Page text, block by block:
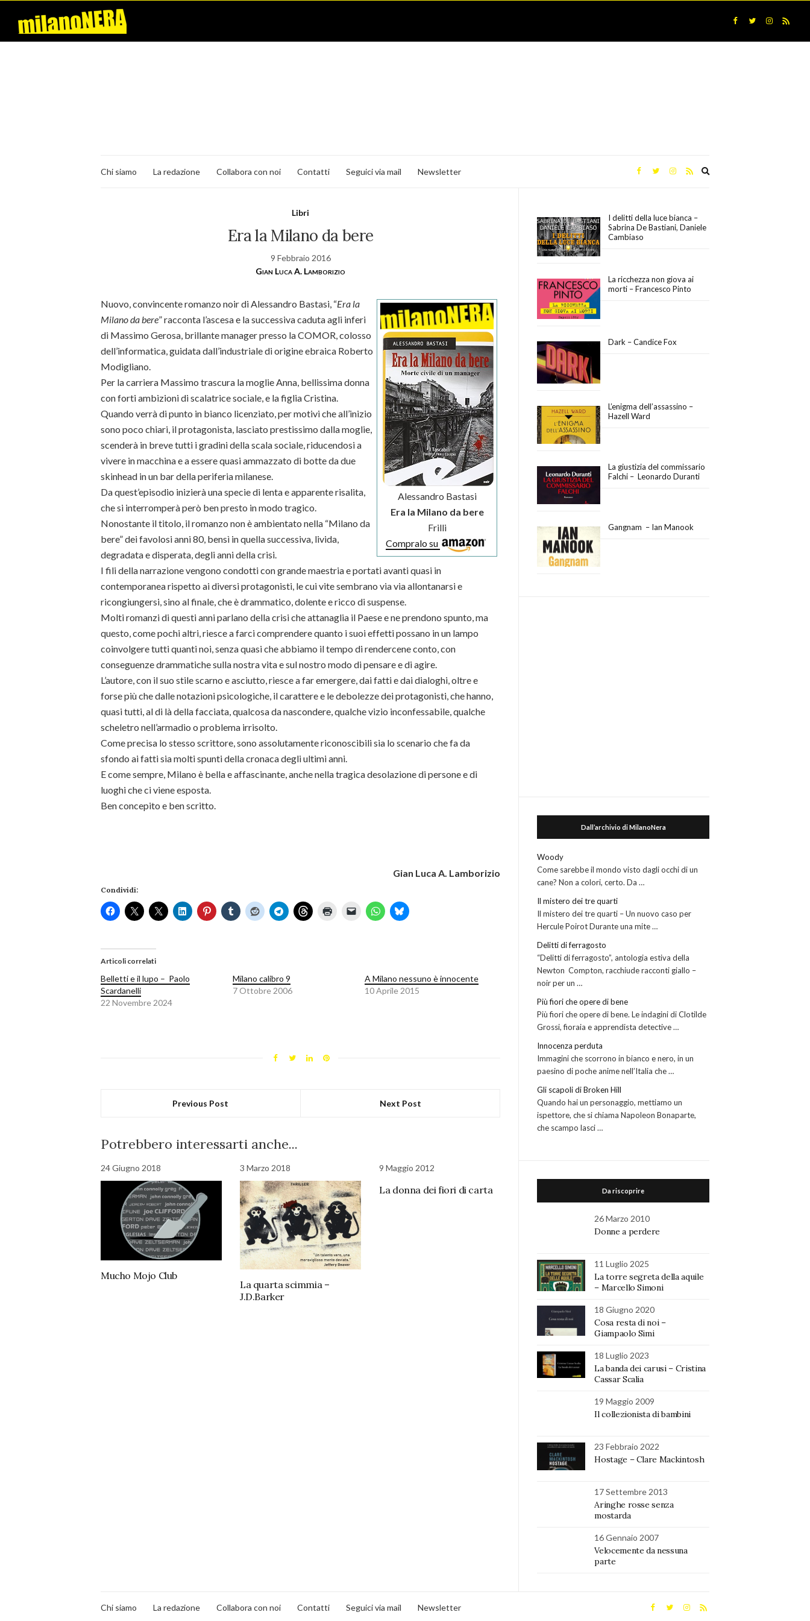
Chi siamo La redazione Collabora con noi Contatti Seguici via mail Newsletter
Libri
Era la Milano da bere
9 Febbraio 2016
Gian Luca A. Lamborizio
Alessandro Bastasi
Era la Milano da bere
Frilli
Compralo su
Nuovo, convincente romanzo noir di Alessandro Bastasi, “Era la
Milano da bere” racconta l’ascesa e la successiva caduta agli inferi
di Massimo Gerosa, brillante manager presso la COMOR, colosso
dell’informatica, guidata dall’industriale di origine ebraica Roberto
Modigliano.
Per la carriera Massimo trascura la moglie Anna, bellissima donna
con forti ambizioni di scalatrice sociale, e la figlia Cristina.
Quando verrà di punto in bianco licenziato, per motivi che all’inizio
sono poco chiari, il protagonista, lasciato prestissimo dalla moglie,
scenderà in breve tutti i gradini della scala sociale, riducendosi a
vivere in macchina e a essere quasi ammazzato di botte da due
skinhead in un bar della periferia milanese.
Da quest’episodio inizierà una specie di lenta e apparente risalita,
che si interromperà però ben presto in modo tragico.
Nonostante il titolo, il romanzo non è ambientato nella “Milano da
bere” dei favolosi anni 80, bensì in quella successiva, livida,
degradata e disperata, degli anni della crisi.
I fili della narrazione vengono condotti con grande maestria e portati avanti quasi in
contemporanea rispetto ai diversi protagonisti, le cui vite sembrano via via allontanarsi e
ricongiungersi, sino al finale, che è drammatico, dolente e ricco di suspense.
Molti romanzi di questi anni parlano della crisi che attanaglia il Paese e ne prendono spunto, ma
questo, come pochi altri, riesce a farci comprendere quanto i suoi effetti possano in un lampo
coinvolgere tutti quanti noi, senza quasi che abbiamo il tempo di rendercene conto, con
conseguenze drammatiche sulla nostra vita e sul nostro modo di pensare e di agire.
L’autore, con il suo stile scarno e asciutto, riesce a far emergere, dai fatti e dai dialoghi, oltre e
forse più che dalle notazioni psicologiche, il carattere e le debolezze dei protagonisti, che hanno,
quasi tutti, al di là della facciata, qualcosa da nascondere, qualche vizio inconfessabile, qualche
scheletro nell’armadio o problema irrisolto.
Come precisa lo stesso scrittore, sono assolutamente riconoscibili sia lo scenario che fa da
sfondo ai fatti sia molti spunti della cronaca degli ultimi anni.
E come sempre, Milano è bella e affascinante, anche nella tragica desolazione di persone e di
luoghi che ci viene esposta.
Ben concepito e ben scritto.
Gian Luca A. Lamborizio
Condividi:
Articoli correlati
Belletti e il lupo – Paolo
Scardanelli
22 Novembre 2024
Milano calibro 9
7 Ottobre 2006
A Milano nessuno è innocente
10 Aprile 2015
Previous Post Next Post
Potrebbero interessarti anche...
24 Giugno 2018
Mucho Mojo Club
3 Marzo 2018
La quarta scimmia –
J.D.Barker
9 Maggio 2012
La donna dei fiori di carta
I delitti della luce bianca –
Sabrina De Bastiani, Daniele
Cambiaso
La ricchezza non giova ai
morti – Francesco Pinto
Dark – Candice Fox
L’enigma dell’assassino –
Hazell Ward
La giustizia del commissario
Falchi – Leonardo Duranti
Gangnam – Ian Manook
Dall’archivio di MilanoNera
Woody
Come sarebbe il mondo visto dagli occhi di un
cane? Non a colori, certo. Da …
Il mistero dei tre quarti
Il mistero dei tre quarti – Un nuovo caso per
Hercule Poirot Durante una mite …
Delitti di ferragosto
“Delitti di ferragosto”, antologia estiva della
Newton Compton, racchiude racconti giallo –
noir per un …
Più fiori che opere di bene
Più fiori che opere di bene. Le indagini di Clotilde
Grossi, fioraia e apprendista detective …
Innocenza perduta
Immagini che scorrono in bianco e nero, in un
paesino di poche anime nell’Italia che …
Gli scapoli di Broken Hill
Quando hai un personaggio, mettiamo un
ispettore, che si chiama Napoleon Bonaparte,
che scampo lasci …
Da riscoprire
26 Marzo 2010
Donne a perdere
11 Luglio 2025
La torre segreta della aquile
– Marcello Simoni
18 Giugno 2020
Cosa resta di noi –
Giampaolo Simi
18 Luglio 2023
La banda dei carusi – Cristina
Cassar Scalia
19 Maggio 2009
Il collezionista di bambini
23 Febbraio 2022
Hostage – Clare Mackintosh
17 Settembre 2013
Aringhe rosse senza
mostarda
16 Gennaio 2007
Velocemente da nessuna
parte
Chi siamo La redazione Collabora con noi Contatti Seguici via mail Newsletter